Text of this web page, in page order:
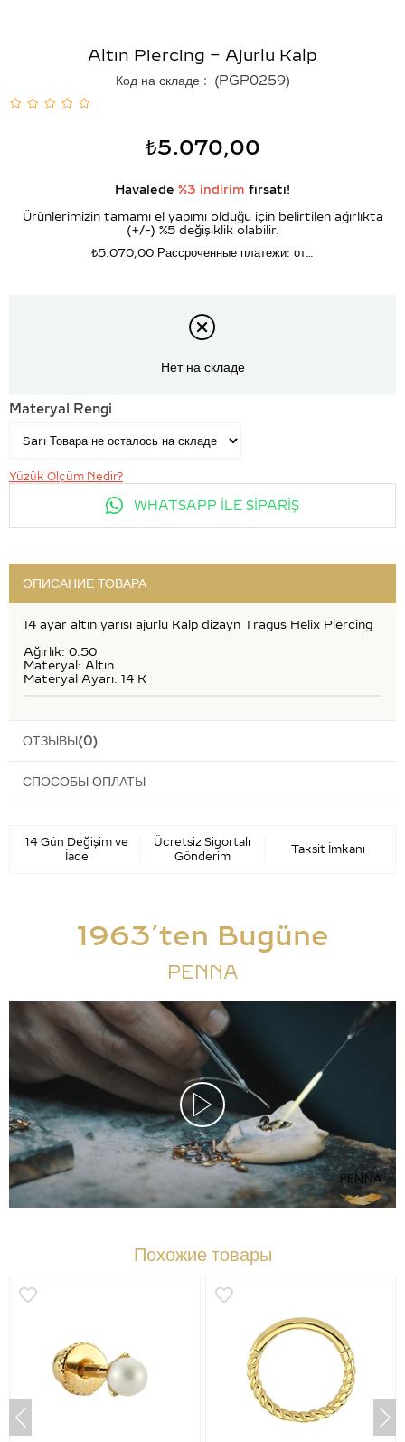
Altın Piercing – Ajurlu Kalp
Код на складе (PGP0259)
₺5.070,00
Havalede %3 indirim fırsatı!
Ürünlerimizin tamamı el yapımı olduğu için belirtilen ağırlıkta
(+/-) %5 değişiklik olabilir.
₺5.070,00 Рассроченные платежи: от…
Нет на складе
Materyal Rengi
Yüzük Ölçüm Nedir?
WHATSAPP İLE SİPARİŞ
ОПИСАНИЕ ТОВАРА
14 ayar altın yarısı ajurlu Kalp dizayn Tragus Helix Piercing
Ağırlık: 0.50
Materyal: Altın
Materyal Ayarı: 14 K
ОТЗЫВЫ(0)
СПОСОБЫ ОПЛАТЫ
14 Gün Değişim ve
İade
Ücretsiz Sigortalı
Gönderim
Taksit İmkanı
1963’ten Bugüne
PENNA
Похожие товары